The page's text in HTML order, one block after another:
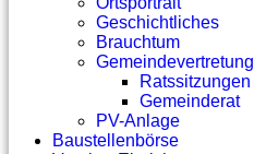
Geschichtliches
Brauchtum
Gemeindevertretung
Ratssitzungen
Gemeinderat
PV-Anlage
Baustellenbörse